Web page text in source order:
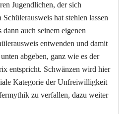
Jugendlichen, der sich
hat stehlen lassen
auch seinem eigenen
entwenden und damit
abgeben, ganz wie es der
entspricht. Schwänzen wird hier
Kategorie der Unfreiwilligkeit
zu verfallen, dazu weiter